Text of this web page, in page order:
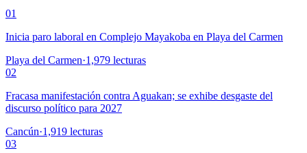
01
Inicia paro laboral en Complejo Mayakoba en Playa del Carmen
Playa del Carmen·1,979 lecturas
02
Fracasa manifestación contra Aguakan; se exhibe desgaste del
discurso político para 2027
Cancún·1,919 lecturas
03